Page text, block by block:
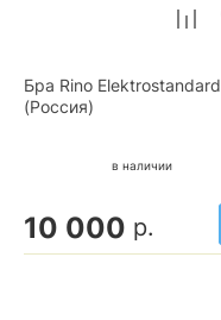
Бра Rino Elektrostandard
(Россия)
в наличии
10 000 р.